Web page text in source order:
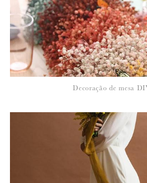
política de privacidade
14 de Julho de 2010
SO MUCH LOVE
Nem me fales em peóneas que até me dá uma
minhas desilusões no casamento
Mi, se tivesse sido cá, arranjava-te meia dúzia
peónias irrepreensíveis. Conto vir a ter ualguns
Decoração de mesa